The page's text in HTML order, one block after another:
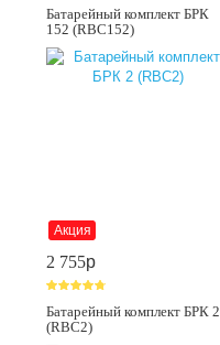
Батарейный комплект БРК
152 (RBC152)
Акция
2 755p
Батарейный комплект БРК 2
(RBC2)